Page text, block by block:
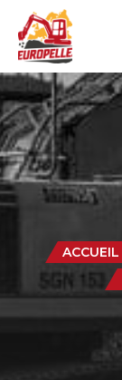
ACCUEIL